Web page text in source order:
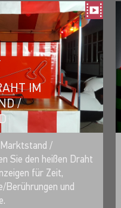
IM M
/ S
MERKEN
/
Sie den heißen Draht
für Zeit,
Berührungen und